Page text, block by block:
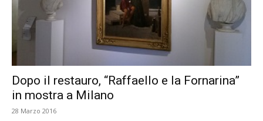
Dopo il restauro, “Raffaello e la Fornarina”
in mostra a Milano
28 Marzo 2016